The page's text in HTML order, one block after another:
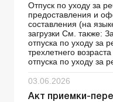
Отпуск по уходу за
предоставления и
составления (на
загрузки См. также:
отпуска по уходу за
трехлетнего
отпуска по уходу за
03.06.2026
Акт приемки-